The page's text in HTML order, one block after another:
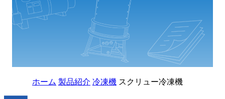
ホーム 製品紹介 冷凍機 スクリュー冷凍機